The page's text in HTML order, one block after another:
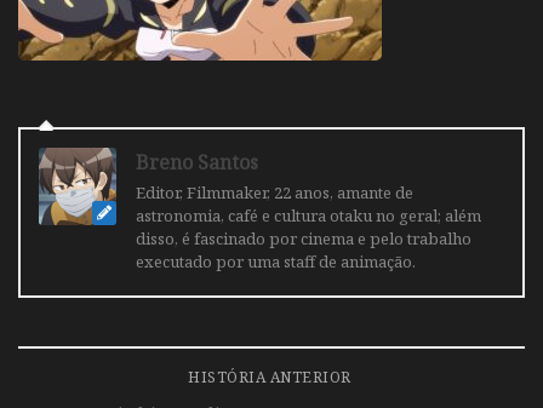
Breno Santos
Editor, Filmmaker, 22 anos, amante de
astronomia, café e cultura otaku no geral; além
disso, é fascinado por cinema e pelo trabalho
executado por uma staff de animação.
HISTÓRIA ANTERIOR